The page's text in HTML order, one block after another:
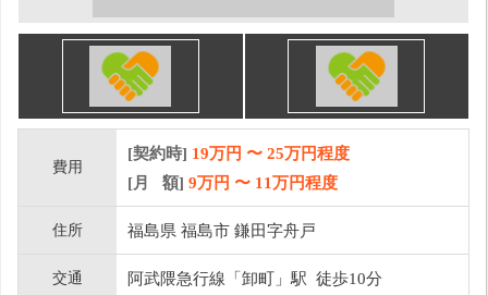
費用
[契約時] 19万円 〜 25万円程度
[月 額] 9万円 〜 11万円程度
住所 福島県 福島市 鎌田字舟戸
交通 阿武隈急行線「卸町」駅 徒歩10分